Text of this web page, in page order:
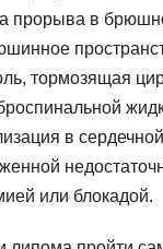
прорыва в
тормозящая
в
или блокадой.